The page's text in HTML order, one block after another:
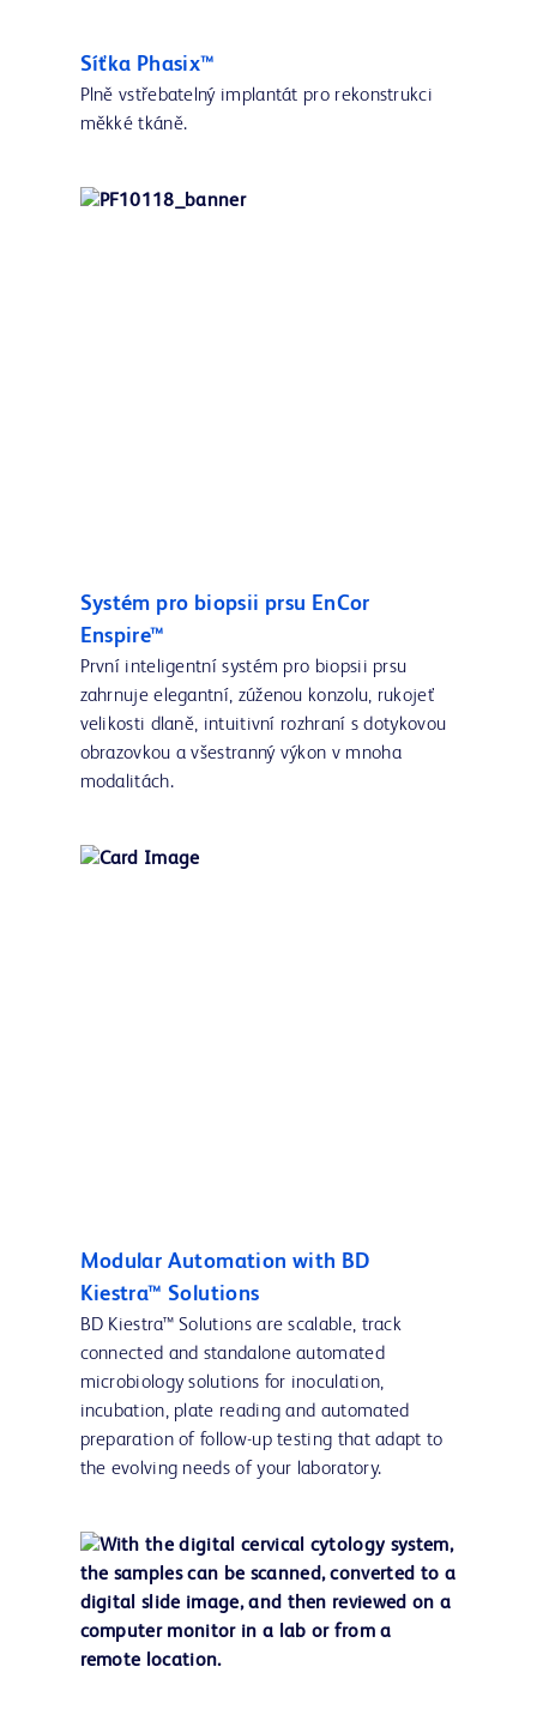
Síťka Phasix™
Plně vstřebatelný implantát pro rekonstrukci
měkké tkáně.
Systém pro biopsii prsu EnCor
Enspire™
První inteligentní systém pro biopsii prsu
zahrnuje elegantní, zúženou konzolu, rukojeť
velikosti dlaně, intuitivní rozhraní s dotykovou
obrazovkou a všestranný výkon v mnoha
modalitách.
Modular Automation with BD
Kiestra™ Solutions
BD Kiestra™ Solutions are scalable, track
connected and standalone automated
microbiology solutions for inoculation,
incubation, plate reading and automated
preparation of follow-up testing that adapt to
the evolving needs of your laboratory.